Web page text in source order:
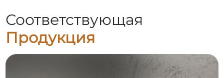
Соответствующая
Продукция